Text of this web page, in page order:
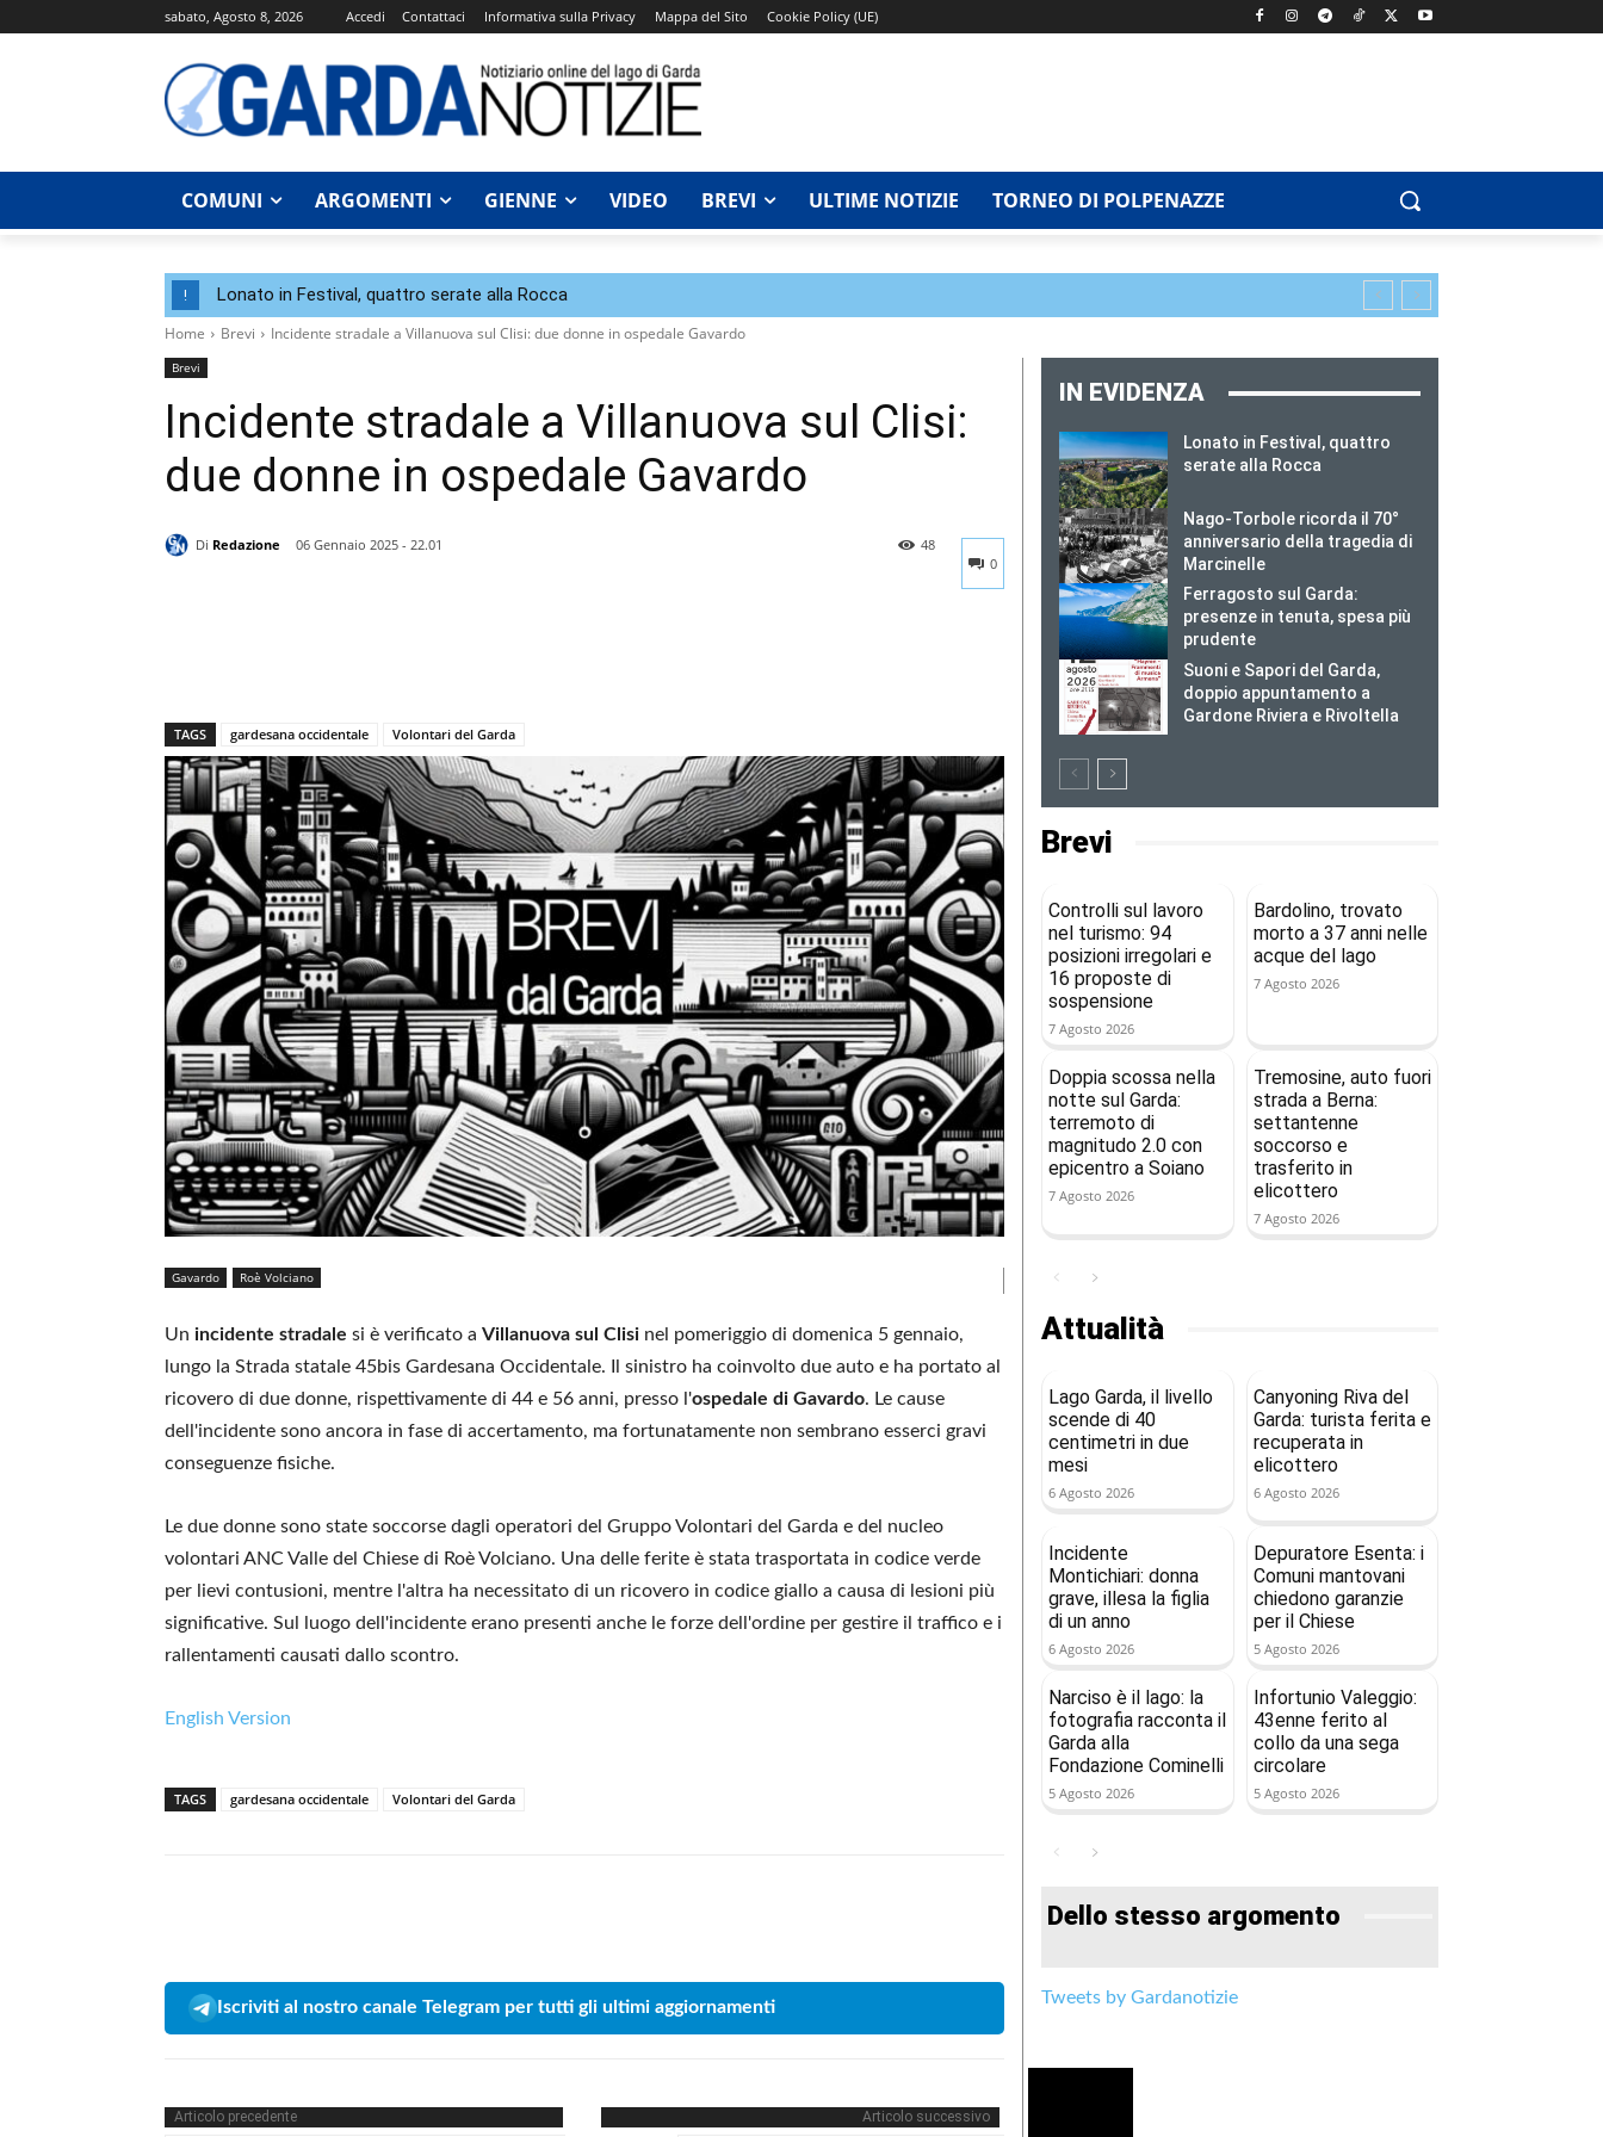
sabato, Agosto 8, 2026 Accedi Contattaci Informativa sulla Privacy Mappa del Sito Cookie Policy (UE)
COMUNI ARGOMENTI GIENNE VIDEO BREVI ULTIME NOTIZIE TORNEO DI POLPENAZZE
! Lonato in Festival, quattro serate alla Rocca
Home Brevi Incidente stradale a Villanuova sul Clisi: due donne in ospedale Gavardo
Brevi
Incidente stradale a Villanuova sul Clisi:
due donne in ospedale Gavardo
Di Redazione
06 Gennaio 2025 - 22.01
0
48
TAGS gardesana occidentale Volontari del Garda
Gavardo Roè Volciano
Un incidente stradale si è verificato a Villanuova sul Clisi nel pomeriggio di domenica 5 gennaio,
lungo la Strada statale 45bis Gardesana Occidentale. Il sinistro ha coinvolto due auto e ha portato al
ricovero di due donne, rispettivamente di 44 e 56 anni, presso l'ospedale di Gavardo. Le cause
dell'incidente sono ancora in fase di accertamento, ma fortunatamente non sembrano esserci gravi
conseguenze fisiche.
Le due donne sono state soccorse dagli operatori del Gruppo Volontari del Garda e del nucleo
volontari ANC Valle del Chiese di Roè Volciano. Una delle ferite è stata trasportata in codice verde
per lievi contusioni, mentre l'altra ha necessitato di un ricovero in codice giallo a causa di lesioni più
significative. Sul luogo dell'incidente erano presenti anche le forze dell'ordine per gestire il traffico e i
rallentamenti causati dallo scontro.
English Version
TAGS gardesana occidentale Volontari del Garda
Iscriviti al nostro canale Telegram per tutti gli ultimi aggiornamenti
Articolo precedente Articolo successivo
IN EVIDENZA
Lonato in Festival, quattro
serate alla Rocca
Nago-Torbole ricorda il 70°
anniversario della tragedia di
Marcinelle
Ferragosto sul Garda:
presenze in tenuta, spesa più
prudente
Suoni e Sapori del Garda,
doppio appuntamento a
Gardone Riviera e Rivoltella
Brevi
Controlli sul lavoro
nel turismo: 94
posizioni irregolari e
16 proposte di
sospensione
7 Agosto 2026
Bardolino, trovato
morto a 37 anni nelle
acque del lago
7 Agosto 2026
Doppia scossa nella
notte sul Garda:
terremoto di
magnitudo 2.0 con
epicentro a Soiano
7 Agosto 2026
Tremosine, auto fuori
strada a Berna:
settantenne
soccorso e
trasferito in
elicottero
7 Agosto 2026
Attualità
Lago Garda, il livello
scende di 40
centimetri in due
mesi
6 Agosto 2026
Canyoning Riva del
Garda: turista ferita e
recuperata in
elicottero
6 Agosto 2026
Incidente
Montichiari: donna
grave, illesa la figlia
di un anno
6 Agosto 2026
Depuratore Esenta: i
Comuni mantovani
chiedono garanzie
per il Chiese
5 Agosto 2026
Narciso è il lago: la
fotografia racconta il
Garda alla
Fondazione Cominelli
5 Agosto 2026
Infortunio Valeggio:
43enne ferito al
collo da una sega
circolare
5 Agosto 2026
Dello stesso argomento
Tweets by Gardanotizie